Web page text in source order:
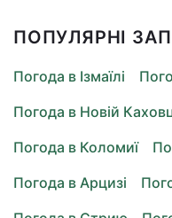
ПОПУЛЯРНІ
Погода в Ізмаїлі
Погода в Новій
Погода в Коломиї
Погода в Арцизі